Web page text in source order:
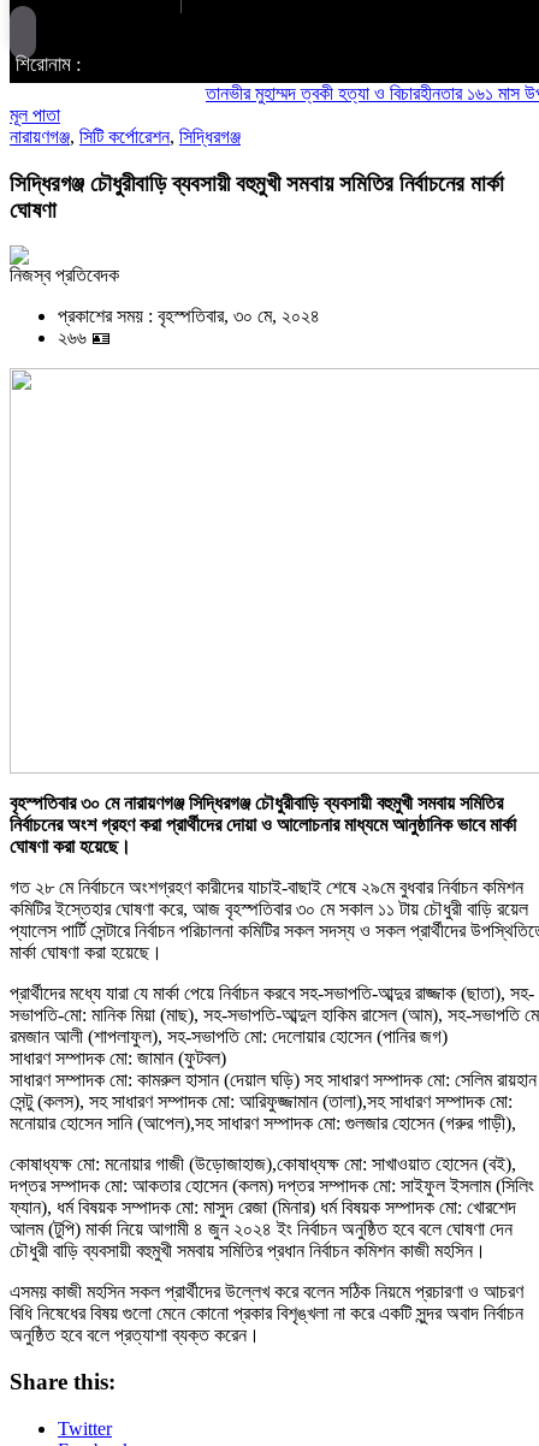
শিরোনাম :
তানভীর মুহাম্মদ ত্বকী হত্যা ও বিচারহীনতার ১৬১ মাস
মূল পাতা
নারায়ণগঞ্জ, সিটি কর্পোরেশন, সিদ্ধিরগঞ্জ
সিদ্ধিরগঞ্জ চৌধুরীবাড়ি ব্যবসায়ী বহুমুখী সমবায় সমিতির নির্বাচনের মার্কা
ঘোষণা
নিজস্ব প্রতিবেদক
প্রকাশের সময় : বৃহস্পতিবার, ৩০ মে, ২০২৪
২৬৬ 🪪
বৃহস্পতিবার ৩০ মে নারায়ণগঞ্জ সিদ্ধিরগঞ্জ চৌধুরীবাড়ি ব্যবসায়ী বহুমুখী সমবায় সমিতির
নির্বাচনের অংশ গ্রহণ করা প্রার্থীদের দোয়া ও আলোচনার মাধ্যমে আনুষ্ঠানিক ভাবে মার্কা
ঘোষণা করা হয়েছে।
গত ২৮ মে নির্বাচনে অংশগ্রহণ কারীদের যাচাই-বাছাই শেষে ২৯মে বুধবার নির্বাচন কমিশন
কমিটির ইস্তেহার ঘোষণা করে, আজ বৃহস্পতিবার ৩০ মে সকাল ১১ টায় চৌধুরী বাড়ি রয়েল
প্যালেস পার্টি সেন্টারে নির্বাচন পরিচালনা কমিটির সকল সদস্য ও সকল প্রার্থীদের
মার্কা ঘোষণা করা হয়েছে।
প্রার্থীদের মধ্যে যারা যে মার্কা পেয়ে নির্বাচন করবে সহ-সভাপতি-আব্দুর রাজ্জাক (ছাতা), সহ-
সভাপতি-মো: মানিক মিয়া (মাছ), সহ-সভাপতি-আব্দুল হাকিম রাসেল (আম), সহ-সভাপতি
রমজান আলী (শাপলাফুল), সহ-সভাপতি মো: দেলোয়ার হোসেন (পানির জগ)
সাধারণ সম্পাদক মো: জামান (ফুটবল)
সাধারণ সম্পাদক মো: কামরুল হাসান (দেয়াল ঘড়ি) সহ সাধারণ সম্পাদক মো: সেলিম রায়হান
সেন্টু (কলস), সহ সাধারণ সম্পাদক মো: আরিফুজ্জামান (তালা),সহ সাধারণ সম্পাদক মো:
মনোয়ার হোসেন সানি (আপেল),সহ সাধারণ সম্পাদক মো: গুলজার হোসেন (গরুর গাড়ী),
কোষাধ্যক্ষ মো: মনোয়ার গাজী (উড়োজাহাজ),কোষাধ্যক্ষ মো: সাখাওয়াত হোসেন (বই),
দপ্তর সম্পাদক মো: আকতার হোসেন (কলম) দপ্তর সম্পাদক মো: সাইফুল ইসলাম (সিলিং
ফ্যান), ধর্ম বিষয়ক সম্পাদক মো: মাসুদ রেজা (মিনার) ধর্ম বিষয়ক সম্পাদক মো: খোরশেদ
আলম (টুপি) মার্কা নিয়ে আগামী ৪ জুন ২০২৪ ইং নির্বাচন অনুষ্ঠিত হবে বলে ঘোষণা দেন
চৌধুরী বাড়ি ব্যবসায়ী বহুমুখী সমবায় সমিতির প্রধান নির্বাচন কমিশন কাজী মহসিন।
এসময় কাজী মহসিন সকল প্রার্থীদের উল্লেখ করে বলেন সঠিক নিয়মে প্রচারণা ও আচরণ
বিধি নিষেধের বিষয় গুলো মেনে কোনো প্রকার বিশৃঙ্খলা না করে একটি সুন্দর অবাদ নির্বাচন
অনুষ্ঠিত হবে বলে প্রত্যাশা ব্যক্ত করেন।
Share this:
Twitter